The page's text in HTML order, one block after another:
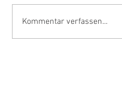
Klarinettistin,
Grenzgängerin
Kommentar verfassen...